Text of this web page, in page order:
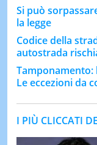
Si può
la legge
Codice della
autostrada
Tamponamento:
Le eccezioni da
I PIÙ CLICCATI